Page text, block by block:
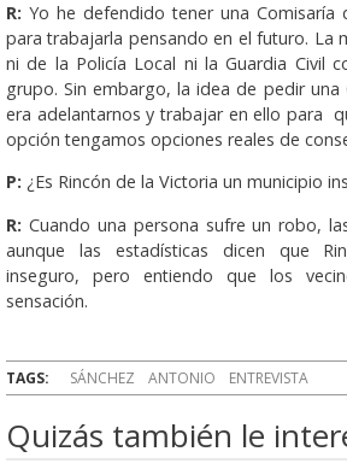
R: Yo he defendido tener una Comisaría
para trabajarla pensando en el futuro. La
ni de la Policía Local ni la Guardia Civil
grupo. Sin embargo, la idea de pedir una
era adelantarnos y trabajar en ello para
opción tengamos opciones reales de
P: ¿Es Rincón de la Victoria un municipio
R: Cuando una persona sufre un robo,
aunque las estadísticas dicen que
inseguro, pero entiendo que los
sensación.
TAGS: SÁNCHEZ ANTONIO ENTREVISTA
Quizás también le